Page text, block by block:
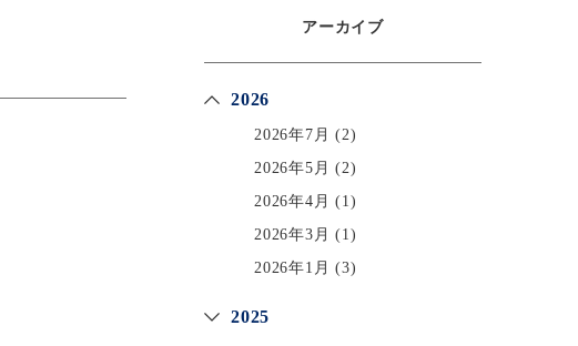
アーカイブ
2026
2026年7月 (2)
2026年5月 (2)
2026年4月 (1)
2026年3月 (1)
2026年1月 (3)
2025